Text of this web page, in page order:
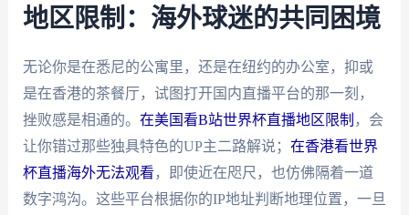
地区限制：海外球迷的共同困境
无论你是在悉尼的公寓里，还是在纽约的办公室，抑或
是在香港的茶餐厅，试图打开国内直播平台的那一刻，
挫败感是相通的。 在美国看B站世界杯直播地区限制 ，会
让你错过那些独具特色的UP主二路解说； 在香港看世界
杯直播海外无法观看 ，即使近在咫尺，也仿佛隔着一道
数字鸿沟。这些平台根据你的IP地址判断地理位置，一旦